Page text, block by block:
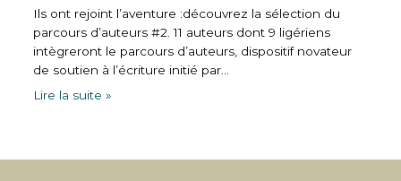
Ils ont rejoint l’aventure :découvrez la sélection du
parcours d’auteurs #2. 11 auteurs dont 9 ligériens
intègreront le parcours d’auteurs, dispositif novateur
de soutien à l’écriture initié par…
Lire la suite »